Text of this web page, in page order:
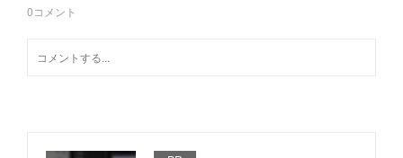
0コメント